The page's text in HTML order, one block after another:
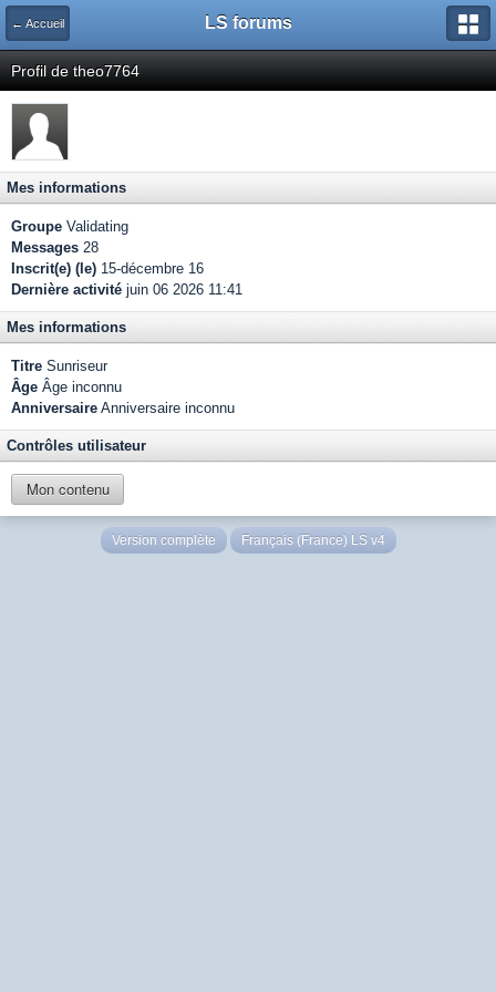
← Accueil LS forums
Profil de theo7764
Mes informations
Groupe Validating
Messages 28
Inscrit(e) (le) 15-décembre 16
Dernière activité juin 06 2026 11:41
Mes informations
Titre Sunriseur
Âge Âge inconnu
Anniversaire Anniversaire inconnu
Contrôles utilisateur
Mon contenu
Version complète Français (France) LS v4